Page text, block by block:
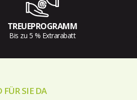
TREUEPROGRAMM
Bis zu 5 % Extrarabatt
FÜR SIE DA